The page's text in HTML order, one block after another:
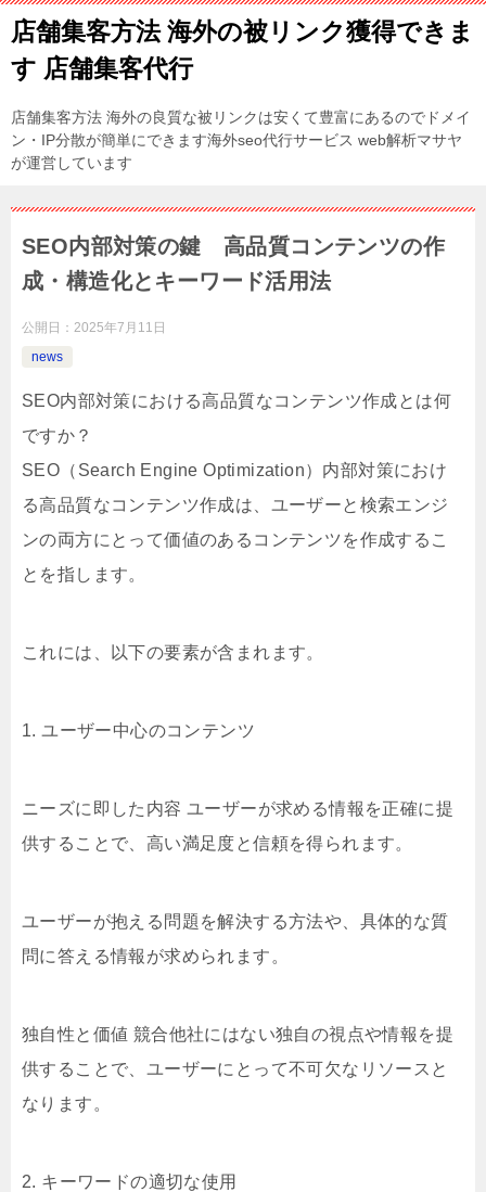
店舗集客方法 海外の被リンク獲得できま
す 店舗集客代行
店舗集客方法 海外の良質な被リンクは安くて豊富にあるのでドメイ
ン・IP分散が簡単にできます海外seo代行サービス web解析マサヤ
が運営しています
SEO内部対策の鍵 高品質コンテンツの作
成・構造化とキーワード活用法
公開日： 2025年7月11日
news
SEO内部対策における高品質なコンテンツ作成とは何
ですか？
SEO（Search Engine Optimization）内部対策におけ
る高品質なコンテンツ作成は、ユーザーと検索エンジ
ンの両方にとって価値のあるコンテンツを作成するこ
とを指します。
これには、以下の要素が含まれます。
1. ユーザー中心のコンテンツ
ニーズに即した内容 ユーザーが求める情報を正確に提
供することで、高い満足度と信頼を得られます。
ユーザーが抱える問題を解決する方法や、具体的な質
問に答える情報が求められます。
独自性と価値 競合他社にはない独自の視点や情報を提
供することで、ユーザーにとって不可欠なリソースと
なります。
2. キーワードの適切な使用